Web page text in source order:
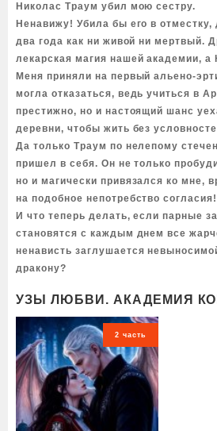
Николас Траум убил мою сестру.
Ненавижу! Убила бы его в
два года как ни живой ни мертвый.
лекарская магия нашей академии,
Меня приняли на первый альено-
могла отказаться, ведь учиться в
престижно, но и настоящий шанс
деревни, чтобы жить без
Да только Траум по нелепому
пришел в себя. Он не только
но и магически привязался ко мне,
на подобное непотребство согласия!
И что теперь делать, если парные
становятся с каждым днем все
ненависть заглушается
дракону?
УЗЫ ЛЮБВИ. АКАДЕМИЯ
2 часть